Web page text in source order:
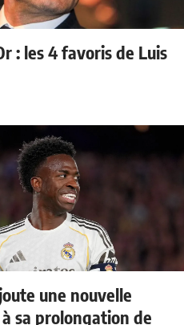
: les 4 favoris de Luis
une nouvelle
sa prolongation de